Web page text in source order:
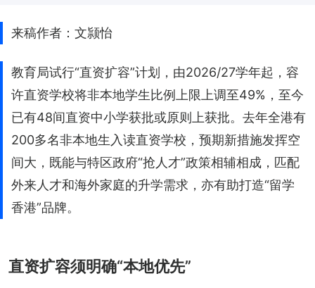
来稿作者：文颕怡
教育局试行“直资扩容”计划，由2026/27学年起，容
许直资学校将非本地学生比例上限上调至49%，至今
已有48间直资中小学获批或原则上获批。去年全港有
200多名非本地生入读直资学校，预期新措施发挥空
间大，既能与特区政府“抢人才”政策相辅相成，匹配
外来人才和海外家庭的升学需求，亦有助打造“留学
香港”品牌。
直资扩容须明确“本地优先”